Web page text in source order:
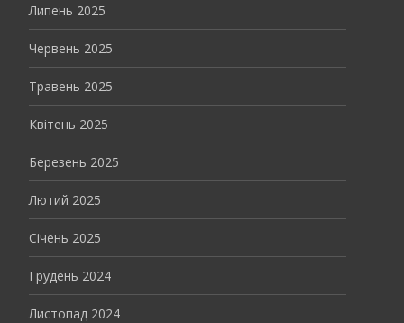
Липень 2025
Червень 2025
Травень 2025
Квітень 2025
Березень 2025
Лютий 2025
Січень 2025
Грудень 2024
Листопад 2024